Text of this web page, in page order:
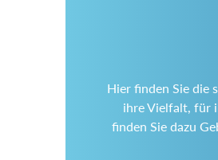
Hier finden Sie die
ihre Vielfalt, für
finden Sie dazu